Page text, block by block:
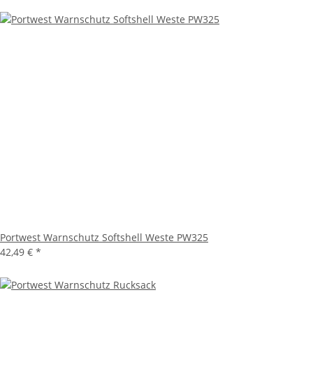
Portwest Warnschutz Softshell Weste PW325
42,49 € *